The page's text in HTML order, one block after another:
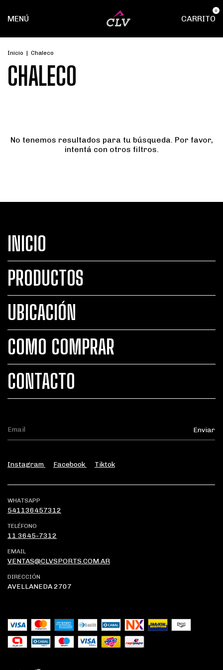
MENÚ CARRITO
0
Inicio | Chaleco
CHALECO
No tenemos resultados para tu búsqueda. Por favor,
intentá con otros filtros.
INICIO
PRODUCTOS
UBICACIÓN
COMO COMPRAR
CONTACTO
Instagram Facebook Tiktok
WHATSAPP
541136457312
TELÉFONO
11 3645-7312
EMAIL
VENTAS@CLVSPORTS.COM.AR
DIRECCIÓN
AVELLANEDA 2707